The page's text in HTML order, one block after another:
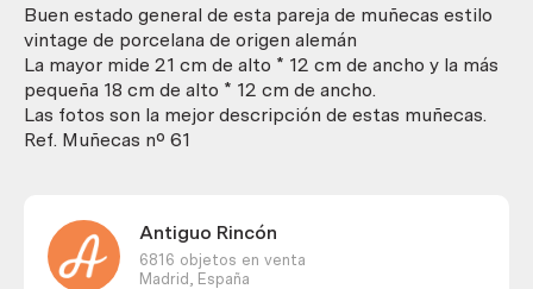
2000.
Pareja.
cantidad
Buen estado general de esta pareja de muñecas estilo
vintage de porcelana de origen alemán
La mayor mide 21 cm de alto * 12 cm de ancho y la más
pequeña 18 cm de alto * 12 cm de ancho.
Las fotos son la mejor descripción de estas muñecas.
Ref. Muñecas nº 61
Antiguo Rincón
6816 objetos en venta
Madrid,
España